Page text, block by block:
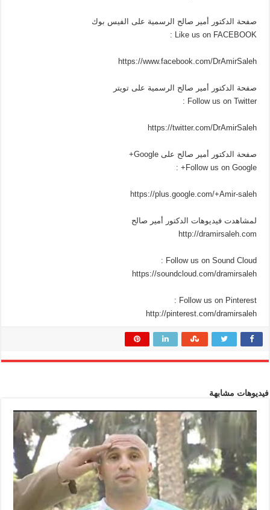
صفحة الدكتور أمير صالح الرسمية على الفيس بوك
Like us on FACEBOOK :
https://www.facebook.com/DrAmirSaleh
صفحة الدكتور أمير صالح الرسمية على تويتر
Follow us on Twitter :
https://twitter.com/DrAmirSaleh
صفحة الدكتور أمير صالح على Google+
Follow us on Google+ :
https://plus.google.com/+Amir-saleh
لمشاهدت فيديوهات الدكتور أمير صالح
http://dramirsaleh.com
Follow us on Sound Cloud :
https://soundcloud.com/dramirsaleh
Follow us on Pinterest :
http://pinterest.com/dramirsaleh
فيديوهات مشابهة